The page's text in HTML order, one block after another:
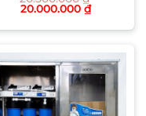
Giá
là:
20.000.000 ₫Giá
tại